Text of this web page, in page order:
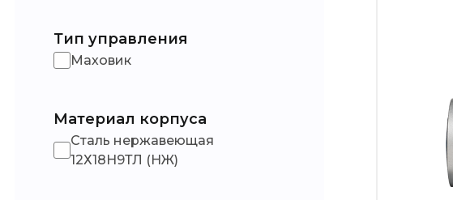
Тип управления
Маховик
Материал корпуса
Сталь нержавеющая
12Х18Н9ТЛ (НЖ)